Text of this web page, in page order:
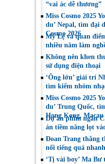
“vai ác dễ thương”
Miss Cosmo 2025
du’ Nepal, tìm đại
Cosmo 2026
Mỹ Lệ và quan
nhiều năm làm
Không nên khen
sử dụng điện thoại
‘Ông lớn’ giải trí
tìm kiếm nhóm
Miss Cosmo 2025
du’ Trung Quốc,
Hong Kong, Macau
Dự án phim ngắn
án tiềm năng lọt
Đoan Trang thẳng
nổi tiếng quá nhanh
‘Tị vài boy’ Ma Bư